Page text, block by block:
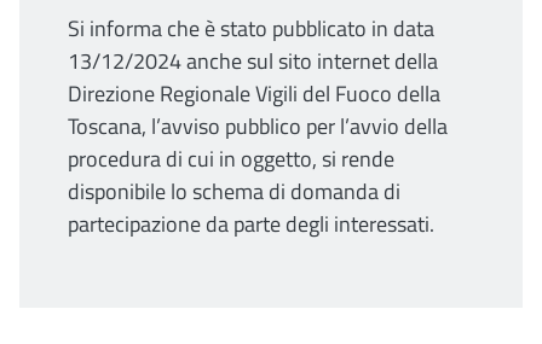
Si informa che è stato pubblicato in data
13/12/2024 anche sul sito internet della
Direzione Regionale Vigili del Fuoco della
Toscana, l’avviso pubblico per l’avvio della
procedura di cui in oggetto, si rende
disponibile lo schema di domanda di
partecipazione da parte degli interessati.